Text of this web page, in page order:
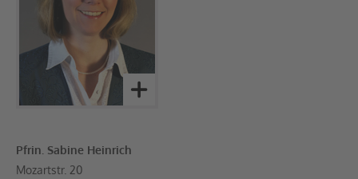
Pfrin. Sabine Heinrich
Mozartstr. 20